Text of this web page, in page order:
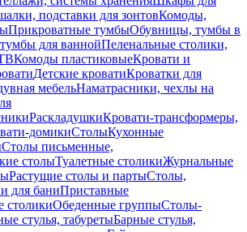
подставки для зонтовКомоды,
Прикроватные тумбыОбувницы, тумбы в
для ваннойПеленальные столики,
Комоды пластиковыеКровати и
Детские кроватиКроватки для
мебельНаматрасники, чехлы на
РаскладушкиКровати-трансформеры,
домикиСтолыКухонные
Столы письменные,
столыТуалетные столикиЖурнальные
Растущие столы и партыСтолы,
для баниПриставные
столикиОбеденные группыСтолы-
стулья, табуретыБарные стулья,